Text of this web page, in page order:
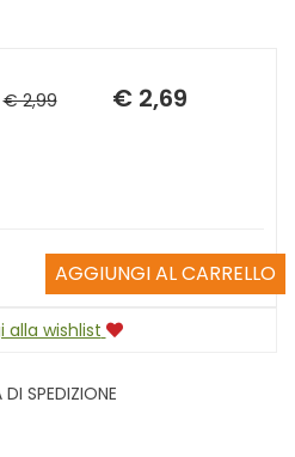
€ 2,99
Prezzo
scontato
€ 2,69
AGGIUNGI AL CARRELLO
alla wishlist
SPEDIZIONE